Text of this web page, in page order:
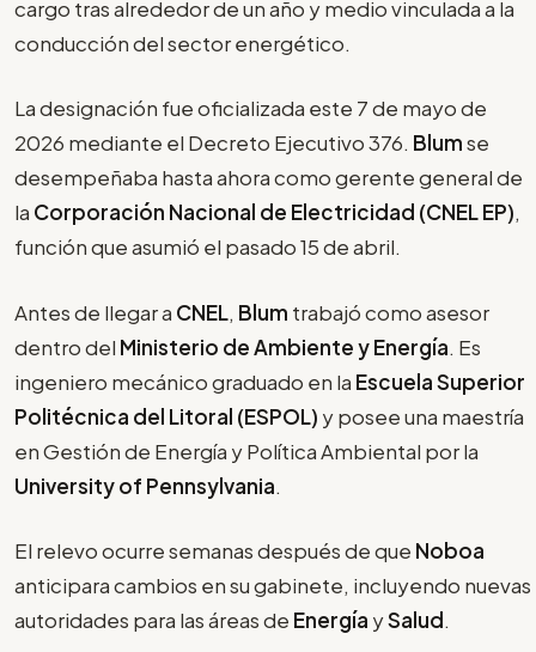
cargo tras alrededor de un año y medio vinculada a la
conducción del sector energético.
La designación fue oficializada este 7 de mayo de
2026 mediante el Decreto Ejecutivo 376. Blumse
desempeñaba hasta ahora como gerente general de
la Corporación Nacional de Electricidad (CNEL EP),
función que asumió el pasado 15 de abril.
Antes de llegar a CNEL, Blum trabajó como asesor
dentro del Ministerio de Ambiente y Energía. Es
ingeniero mecánico graduado en la Escuela Superior
Politécnica del Litoral (ESPOL) y posee una maestría
en Gestión de Energía y Política Ambiental por la
University of Pennsylvania.
El relevo ocurre semanas después de que Noboa
anticipara cambios en su gabinete, incluyendo nuevas
autoridades para las áreas de Energía ySalud.